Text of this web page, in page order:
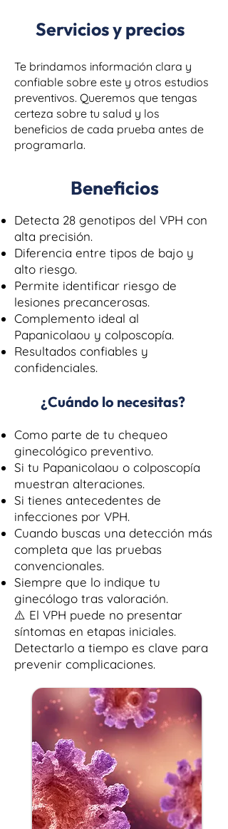
Servicios y precios
Te brindamos información clara y
confiable sobre este y otros estudios
preventivos. Queremos que tengas
certeza sobre tu salud y los
beneficios de cada prueba antes de
programarla.
Beneficios
Detecta 28 genotipos del VPH con
alta precisión.
Diferencia entre tipos de bajo y
alto riesgo.
Permite identificar riesgo de
lesiones precancerosas.
Complemento ideal al
Papanicolaou y colposcopía.
Resultados confiables y
confidenciales.
¿Cuándo lo necesitas?
Como parte de tu chequeo
ginecológico preventivo.
Si tu Papanicolaou o colposcopía
muestran alteraciones.
Si tienes antecedentes de
infecciones por VPH.
Cuando buscas una detección más
completa que las pruebas
convencionales.
Siempre que lo indique tu
ginecólogo tras valoración.
⚠️ El VPH puede no presentar
síntomas en etapas iniciales.
Detectarlo a tiempo es clave para
prevenir complicaciones.